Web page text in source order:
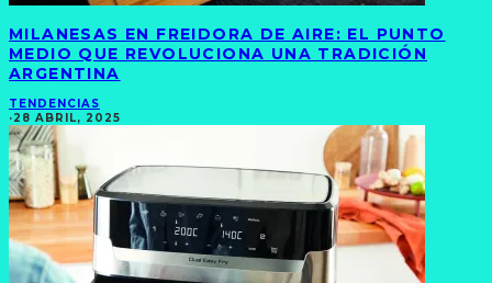
MILANESAS EN FREIDORA DE AIRE: EL PUNTO
MEDIO QUE REVOLUCIONA UNA TRADICIÓN
ARGENTINA
TENDENCIAS
·28 ABRIL, 2025